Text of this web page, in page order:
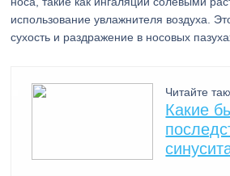
использование увлажнителя воздуха.
сухость и раздражение в носовых
Читайте
Какие